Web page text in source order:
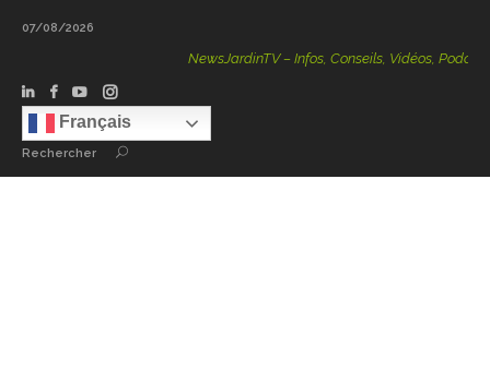
07/08/2026
NewsJardinTV – Infos, Conseils, Vidéos, Podcasts – 100
Français
Rechercher